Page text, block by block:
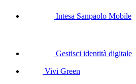
Intesa Sanpaolo Mobile
Gestisci identità digitale
Vivi Green